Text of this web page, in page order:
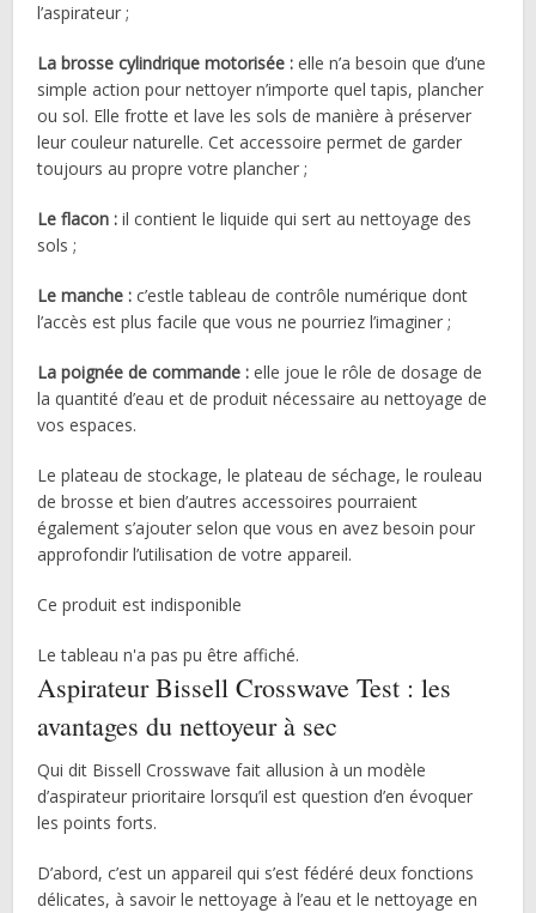
l’aspirateur ;
La brosse cylindrique motorisée : elle n’a besoin que d’une
simple action pour nettoyer n’importe quel tapis, plancher
ou sol. Elle frotte et lave les sols de manière à préserver
leur couleur naturelle. Cet accessoire permet de garder
toujours au propre votre plancher ;
Le flacon : il contient le liquide qui sert au nettoyage des
sols ;
Le manche : c’estle tableau de contrôle numérique dont
l’accès est plus facile que vous ne pourriez l’imaginer ;
La poignée de commande : elle joue le rôle de dosage de
la quantité d’eau et de produit nécessaire au nettoyage de
vos espaces.
Le plateau de stockage, le plateau de séchage, le rouleau
de brosse et bien d’autres accessoires pourraient
également s’ajouter selon que vous en avez besoin pour
approfondir l’utilisation de votre appareil.
Ce produit est indisponible
Le tableau n'a pas pu être affiché.
Aspirateur Bissell Crosswave Test : les
avantages du nettoyeur à sec
Qui dit Bissell Crosswave fait allusion à un modèle
d’aspirateur prioritaire lorsqu’il est question d’en évoquer
les points forts.
D’abord, c’est un appareil qui s’est fédéré deux fonctions
délicates, à savoir le nettoyage à l’eau et le nettoyage en